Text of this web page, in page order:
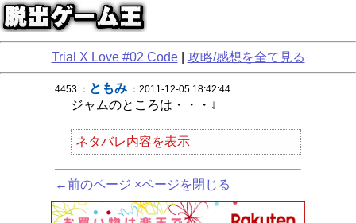
Trial X Love #02 Code| 攻略/感想を全て見る
4453 ： ともみ ：2011-12-05 18:42:44
ジャムのところは・・・↓
ネタバレ内容を表示
←前のページ ×ページを閉じる